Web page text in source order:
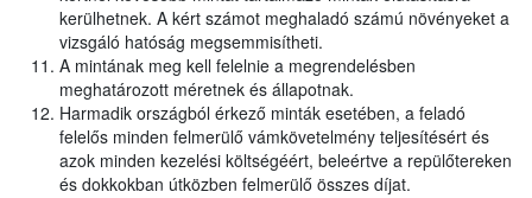
kerülhetnek. A kért számot meghaladó számú növényeket a
vizsgáló hatóság megsemmisítheti.
A mintának meg kell felelnie a megrendelésben
meghatározott méretnek és állapotnak.
Harmadik országból érkező minták esetében, a feladó
felelős minden felmerülő vámkövetelmény teljesítésért és
azok minden kezelési költségéért, beleértve a repülőtereken
és dokkokban útközben felmerülő összes díjat.